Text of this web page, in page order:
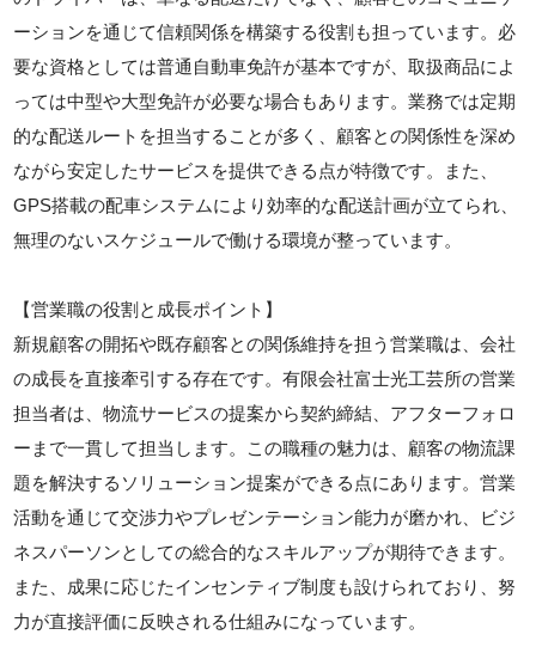
ーションを通じて信頼関係を構築する役割も担っています。必
要な資格としては普通自動車免許が基本ですが、取扱商品によ
っては中型や大型免許が必要な場合もあります。業務では定期
的な配送ルートを担当することが多く、顧客との関係性を深め
ながら安定したサービスを提供できる点が特徴です。また、
GPS搭載の配車システムにより効率的な配送計画が立てられ、
無理のないスケジュールで働ける環境が整っています。
【営業職の役割と成長ポイント】
新規顧客の開拓や既存顧客との関係維持を担う営業職は、会社
の成長を直接牽引する存在です。有限会社富士光工芸所の営業
担当者は、物流サービスの提案から契約締結、アフターフォロ
ーまで一貫して担当します。この職種の魅力は、顧客の物流課
題を解決するソリューション提案ができる点にあります。営業
活動を通じて交渉力やプレゼンテーション能力が磨かれ、ビジ
ネスパーソンとしての総合的なスキルアップが期待できます。
また、成果に応じたインセンティブ制度も設けられており、努
力が直接評価に反映される仕組みになっています。